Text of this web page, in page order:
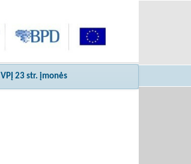
VPĮ 23 str. įmonės